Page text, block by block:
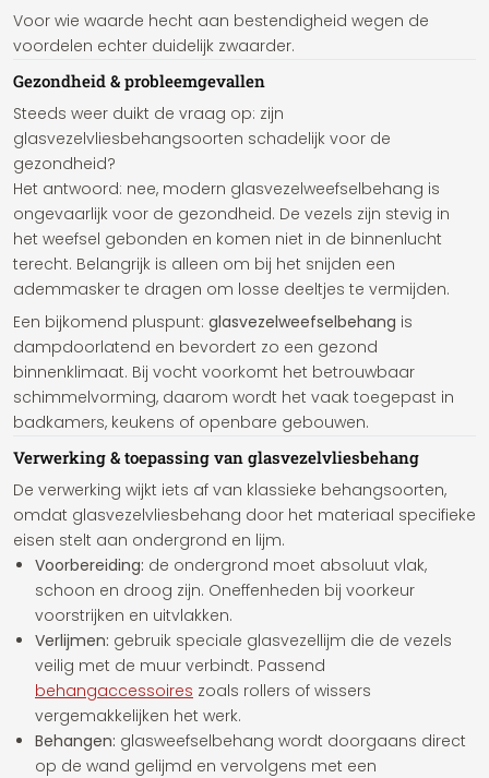
Voor wie waarde hecht aan bestendigheid wegen de
voordelen echter duidelijk zwaarder.
Gezondheid & probleemgevallen
Steeds weer duikt de vraag op: zijn
glasvezelvliesbehangsoorten schadelijk voor de
gezondheid?
Het antwoord: nee, modern glasvezelweefselbehang is
ongevaarlijk voor de gezondheid. De vezels zijn stevig in
het weefsel gebonden en komen niet in de binnenlucht
terecht. Belangrijk is alleen om bij het snijden een
ademmasker te dragen om losse deeltjes te vermijden.
Een bijkomend pluspunt: glasvezelweefselbehang is
dampdoorlatend en bevordert zo een gezond
binnenklimaat. Bij vocht voorkomt het betrouwbaar
schimmelvorming, daarom wordt het vaak toegepast in
badkamers, keukens of openbare gebouwen.
Verwerking & toepassing van glasvezelvliesbehang
De verwerking wijkt iets af van klassieke behangsoorten,
omdat glasvezelvliesbehang door het materiaal specifieke
eisen stelt aan ondergrond en lijm.
Voorbereiding: de ondergrond moet absoluut vlak,
schoon en droog zijn. Oneffenheden bij voorkeur
voorstrijken en uitvlakken.
Verlijmen: gebruik speciale glasvezellijm die de vezels
veilig met de muur verbindt. Passend
behangaccessoires zoals rollers of wissers
vergemakkelijken het werk.
Behangen: glasweefselbehang wordt doorgaans direct
op de wand gelijmd en vervolgens met een